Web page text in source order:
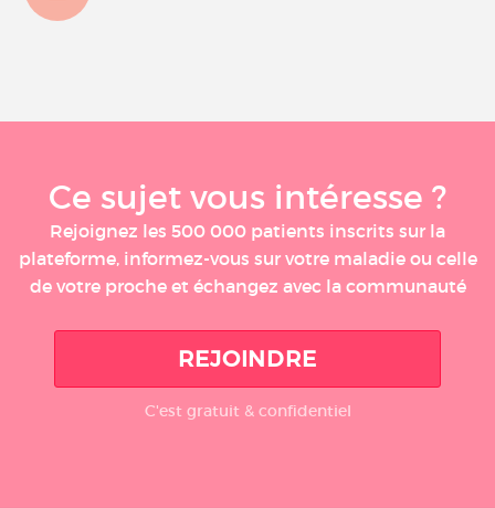
Ce sujet vous intéresse ?
Rejoignez les 500 000 patients inscrits sur la
plateforme, informez-vous sur votre maladie ou celle
de votre proche et échangez avec la communauté
REJOINDRE
C'est gratuit & confidentiel